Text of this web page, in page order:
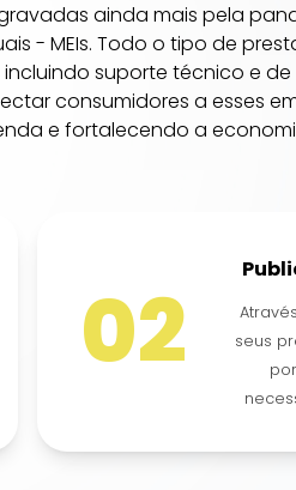
ainda mais pela
- MEIs. Todo o tipo de
suporte técnico e
consumidores a esses
e fortalecendo a
02
seus